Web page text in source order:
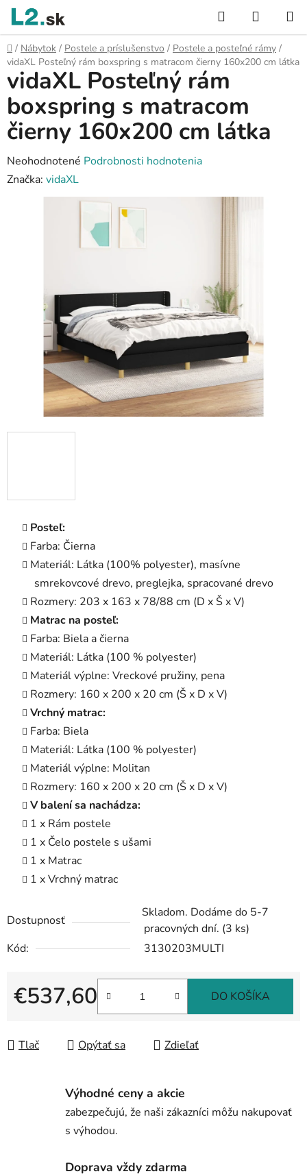
Prejsť
obsah
Hľadať
KOŠÍK
Domov
/ Nábytok / Postele a príslušenstvo / Postele a posteľné rámy /
vidaXL Posteľný rám boxspring s matracom čierny 160x200 cm látka
Posteľ:
Farba: Čierna
Materiál: Látka (100% polyester), masívne
smrekovcové drevo, preglejka, spracované drevo
Rozmery: 203 x 163 x 78/88 cm (D x Š x V)
Matrac na posteľ:
Farba: Biela a čierna
Materiál: Látka (100 % polyester)
Materiál výplne: Vreckové pružiny, pena
Rozmery: 160 x 200 x 20 cm (Š x D x V)
Vrchný matrac:
Farba: Biela
Materiál: Látka (100 % polyester)
Materiál výplne: Molitan
Rozmery: 160 x 200 x 20 cm (Š x D x V)
V balení sa nachádza:
1 x Rám postele
1 x Čelo postele s ušami
1 x Matrac
1 x Vrchný matrac
Dostupnosť
Skladom. Dodáme do 5-7
pracovných dní. (3 ks)
Kód:
3130203MULTI
€537,60 DO KOŠÍKA
Tlač Opýtať sa Zdieľať
vidaXL Posteľný rám
boxspring s matracom
čierny 160x200 cm látka
Priemerné
hodnotenie
produktu
Neohodnotené Podrobnosti hodnotenia
Značka: vidaXL
Výhodné ceny a akcie
zabezpečujú, že naši zákazníci môžu nakupovať
s výhodou.
Doprava vždy zdarma